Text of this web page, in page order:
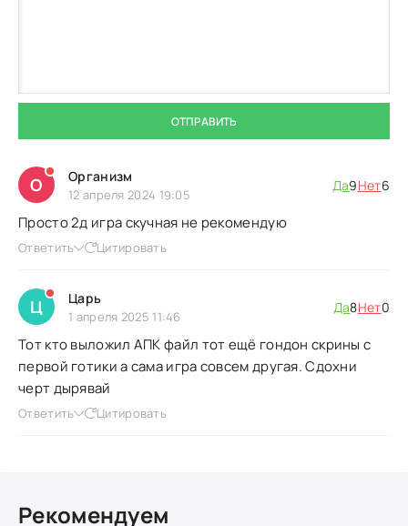
ОТПРАВИТЬ
О Организм
12 апреля 2024 19:05
Да9Нет6
Просто 2д игра скучная не рекомендую
Ответить Цитировать
Ц Царь
1 апреля 2025 11:46
Да8Нет0
Тот кто выложил АПК файл тот ещё гондон скрины с
первой готики а сама игра совсем другая. Сдохни
черт дырявай
Ответить Цитировать
Рекомендуем